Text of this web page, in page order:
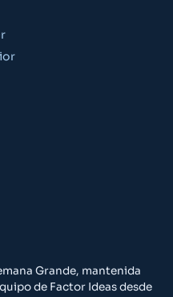
Grande, mantenida
de Factor Ideas desde